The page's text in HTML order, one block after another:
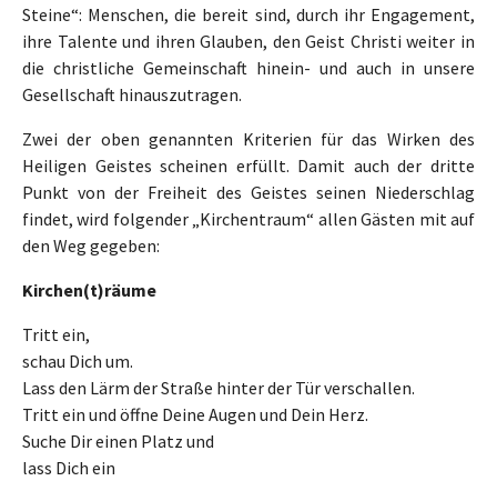
Steine“: Menschen, die bereit sind, durch ihr Engagement,
ihre Talente und ihren Glauben, den Geist Christi weiter in
die christliche Gemeinschaft hinein- und auch in unsere
Gesellschaft hinauszutragen.
Zwei der oben genannten Kriterien für das Wirken des
Heiligen Geistes scheinen erfüllt. Damit auch der dritte
Punkt von der Freiheit des Geistes seinen Niederschlag
findet, wird folgender „Kirchentraum“ allen Gästen mit auf
den Weg gegeben:
Kirchen(t)räume
Tritt ein,
schau Dich um.
Lass den Lärm der Straße hinter der Tür verschallen.
Tritt ein und öffne Deine Augen und Dein Herz.
Suche Dir einen Platz und
lass Dich ein